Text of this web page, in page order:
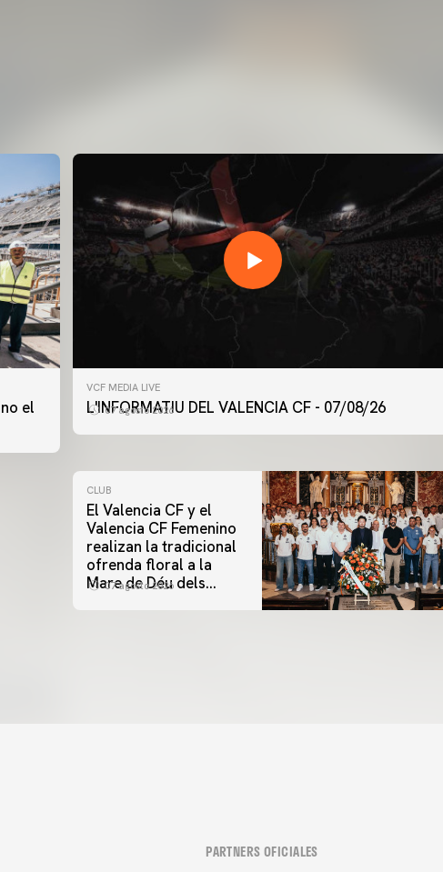
el
VCF MEDIA LIVE
L'INFORMATIU DEL VALENCIA CF - 07/08/26
07 agosto 2026
CLUB
El Valencia CF y el
Valencia CF Femenino
realizan la tradicional
ofrenda floral a la
Mare de Déu dels
07 agosto 2026
PARTNERS OFICIALES